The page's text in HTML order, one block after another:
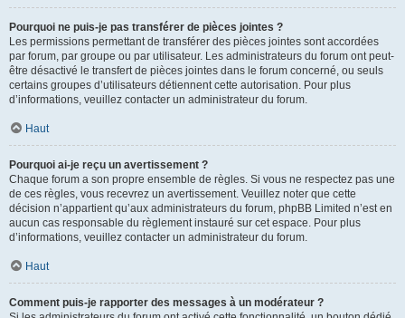
Pourquoi ne puis-je pas transférer de pièces jointes ?
Les permissions permettant de transférer des pièces jointes sont accordées
par forum, par groupe ou par utilisateur. Les administrateurs du forum ont peut-
être désactivé le transfert de pièces jointes dans le forum concerné, ou seuls
certains groupes d’utilisateurs détiennent cette autorisation. Pour plus
d’informations, veuillez contacter un administrateur du forum.
Haut
Pourquoi ai-je reçu un avertissement ?
Chaque forum a son propre ensemble de règles. Si vous ne respectez pas une
de ces règles, vous recevrez un avertissement. Veuillez noter que cette
décision n’appartient qu’aux administrateurs du forum, phpBB Limited n’est en
aucun cas responsable du règlement instauré sur cet espace. Pour plus
d’informations, veuillez contacter un administrateur du forum.
Haut
Comment puis-je rapporter des messages à un modérateur ?